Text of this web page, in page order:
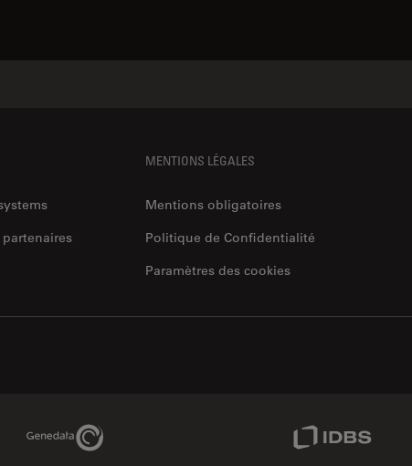
MENTIONS LÉGALES
Mentions obligatoires
Politique de Confidentialité
Paramètres des cookies
Genedata Link IDBS Link